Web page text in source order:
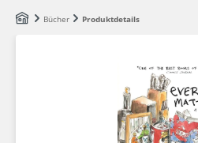
Zum Hauptinhalt springen
Bücher Produktdetails